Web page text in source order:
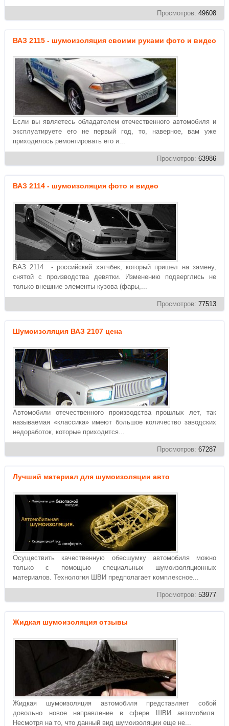
Просмотров: 49608
ВАЗ 2115 - шумоизоляция своими руками фото и видео
Если вы являетесь обладателем отечественного автомобиля и
эксплуатируете его не первый год, то, наверное, вам уже
приходилось ремонтировать его и...
Просмотров: 63986
ВАЗ 2114 - шумоизоляция фото и видео
ВАЗ 2114 - российский хэтчбек, который пришел на замену,
снятой с производства девятки. Изменению подверглись не
только внешние элементы кузова (фары,...
Просмотров: 77513
Шумоизоляция ВАЗ 2107 цена
Автомобили отечественного производства прошлых лет, так
называемая «классика» имеют большое количество заводских
недоработок, которые приходится...
Просмотров: 67287
Лучший материал для шумоизоляции авто
Осуществить качественную обесшумку автомобиля можно
только с помощью специальных шумоизоляционных
материалов. Технология ШВИ предполагает комплексное...
Просмотров: 53977
Жидкая шумоизоляция отзывы
Жидкая шумоизоляция автомобиля представляет собой
довольно новое направление в сфере ШВИ автомобиля.
Несмотря на то, что данный вид шумоизоляции еще не...